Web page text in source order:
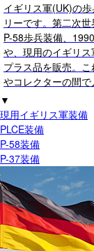
イギリス軍(UK)の
リーです。第二次
P-58歩兵装備、
や、現用のイギリ
プラス品を販売。
やコレクターの間で
▼
現用イギリス軍装備
PLCE装備
P-58装備
P-37装備